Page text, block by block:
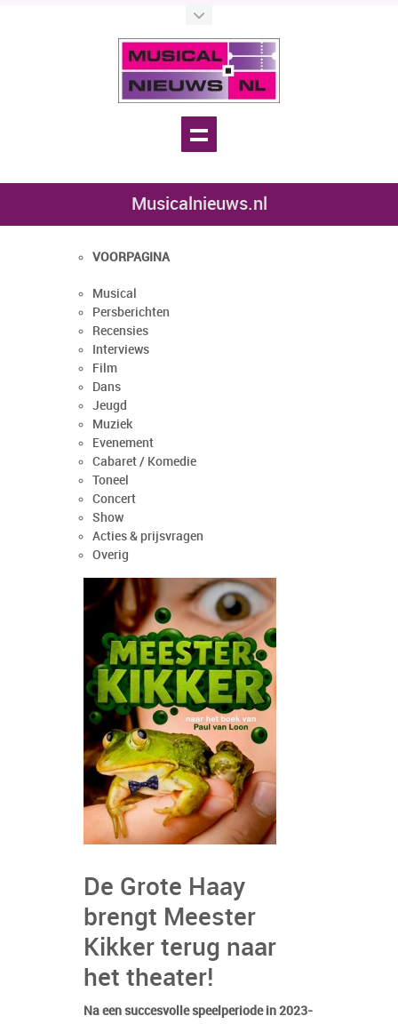
Musicalnieuws.nl
VOORPAGINA
Musical
Persberichten
Recensies
Interviews
Film
Dans
Jeugd
Muziek
Evenement
Cabaret / Komedie
Toneel
Concert
Show
Acties & prijsvragen
Overig
De Grote Haay
brengt Meester
Kikker terug naar
het theater!
Na een succesvolle speelperiode in 2023-